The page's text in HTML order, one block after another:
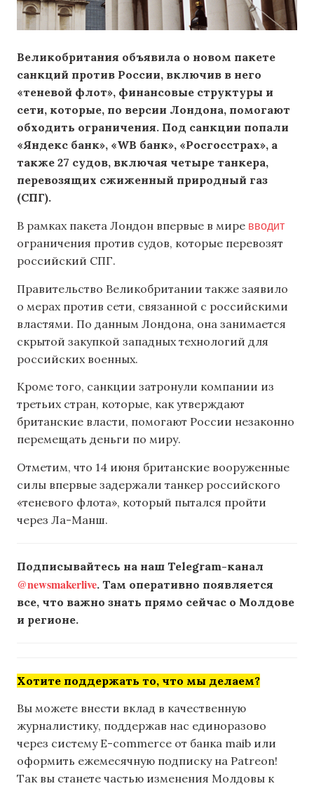
Великобритания объявила о новом пакете
санкций против России, включив в него
«теневой флот», финансовые структуры и
сети, которые, по версии Лондона, помогают
обходить ограничения. Под санкции попали
«Яндекс банк», «WB банк», «Росгосстрах», а
также 27 судов, включая четыре танкера,
перевозящих сжиженный природный газ
(СПГ).
В рамках пакета Лондон впервые в мире вводит
ограничения против судов, которые перевозят
российский СПГ.
Правительство Великобритании также заявило
о мерах против сети, связанной с российскими
властями. По данным Лондона, она занимается
скрытой закупкой западных технологий для
российских военных.
Кроме того, санкции затронули компании из
третьих стран, которые, как утверждают
британские власти, помогают России незаконно
перемещать деньги по миру.
Отметим, что 14 июня британские вооруженные
силы впервые задержали танкер российского
«теневого флота», который пытался пройти
через Ла-Манш.
Подписывайтесь на наш Telegram-канал
@newsmakerlive. Там оперативно появляется
все, что важно знать прямо сейчас о Молдове
и регионе.
Хотите поддержать то, что мы делаем?
Вы можете внести вклад в качественную
журналистику, поддержав нас единоразово
через систему E-commerce от банка maib или
оформить ежемесячную подписку на Patreon!
Так вы станете частью изменения Молдовы к